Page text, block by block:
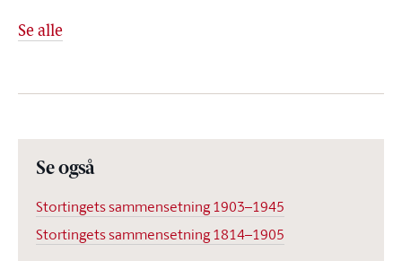
Se alle
Se også
Stortingets sammensetning 1903–1945
Stortingets sammensetning 1814–1905